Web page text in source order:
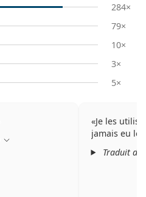
284×
79×
10×
3×
5×
Je les
jamais eu le
Traduit